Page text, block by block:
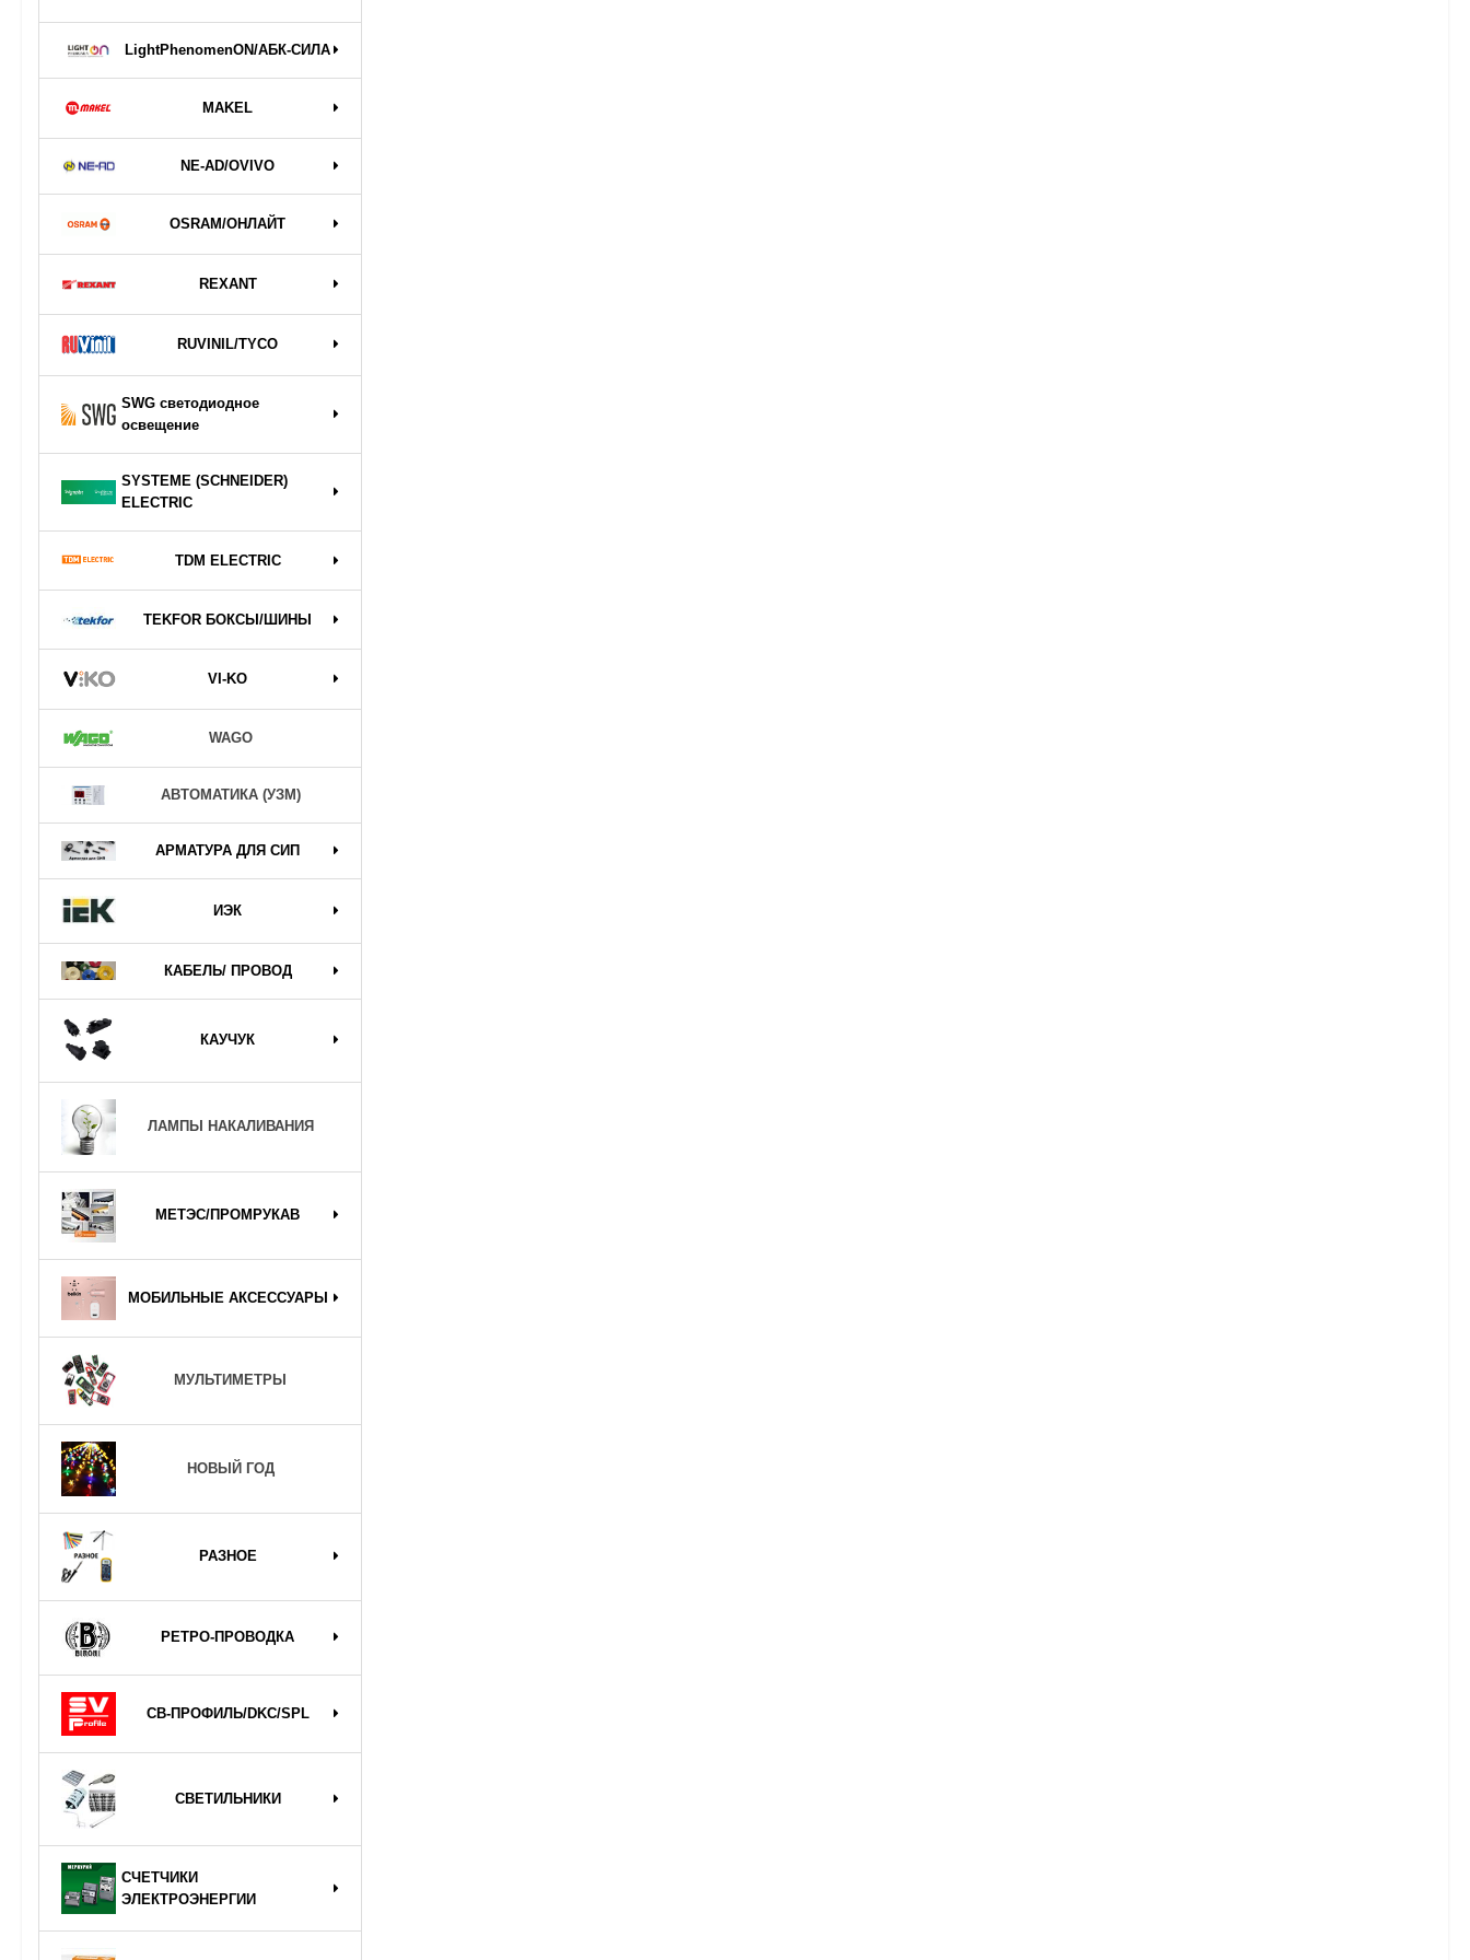
LightPhenomenON/АБК-СИЛА
MAKEL
NE-AD/OVIVO
OSRAM/ОНЛАЙТ
REXANT
RUVINIL/TYCO
SWG светодиодное
освещение
SYSTEME (SCHNEIDER)
ELECTRIC
TDM ELECTRIC
TEKFOR БОКСЫ/ШИНЫ
VI-KO
WAGO
АВТОМАТИКА (УЗМ)
АРМАТУРА ДЛЯ СИП
ИЭК
КАБЕЛЬ/ ПРОВОД
КАУЧУК
ЛАМПЫ НАКАЛИВАНИЯ
МЕТЭС/ПРОМРУКАВ
МОБИЛЬНЫЕ АКСЕССУАРЫ
МУЛЬТИМЕТРЫ
НОВЫЙ ГОД
РАЗНОЕ
РЕТРО-ПРОВОДКА
СВ-ПРОФИЛЬ/DKC/SPL
СВЕТИЛЬНИКИ
СЧЕТЧИКИ
ЭЛЕКТРОЭНЕРГИИ